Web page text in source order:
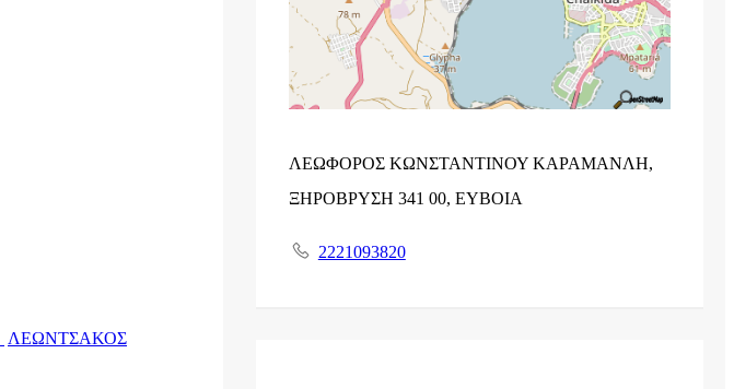
ΛΕΩΝΤΣΑΚΟΣ
ΛΕΩΦΟΡΟΣ ΚΩΝΣΤΑΝΤΙΝΟΥ ΚΑΡΑΜΑΝΛΗ,
ΞΗΡΟΒΡΥΣΗ 341 00, ΕΥΒΟΙΑ
2221093820